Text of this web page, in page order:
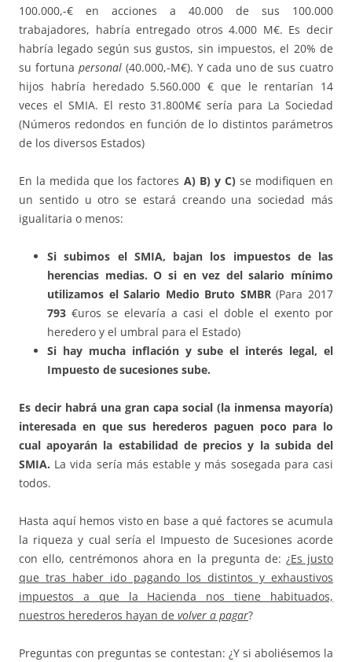
100.000,-€ en acciones a 40.000 de sus 100.000
trabajadores, habría entregado otros 4.000 M€. Es decir
habría legado según sus gustos, sin impuestos, el 20% de
su fortuna personal(40.000,-M€). Y cada uno de sus cuatro
hijos habría heredado 5.560.000 € que le rentarían 14
veces el SMIA. El resto 31.800M€ sería para La Sociedad
(Números redondos en función de lo distintos parámetros
de los diversos Estados)
En la medida que los factores A) B) y C) se modifiquen en
un sentido u otro se estará creando una sociedad más
igualitaria o menos:
Si subimos el SMIA, bajan los impuestos de las
herencias medias. O si en vez del salario mínimo
utilizamos el Salario Medio Bruto SMBR(Para 2017
793 €uros se elevaría a casi el doble el exento por
heredero y el umbral para el Estado)
Si hay mucha inflación y sube el interés legal, el
Impuesto de sucesiones sube.
Es decir habrá una gran capa social (la inmensa mayoría)
interesada en que sus herederos paguen poco para lo
cual apoyarán la estabilidad de precios y la subida del
SMIA. La vida sería más estable y más sosegada para casi
todos.
Hasta aquí hemos visto en base a qué factores se acumula
la riqueza y cual sería el Impuesto de Sucesiones acorde
con ello, centrémonos ahora en la pregunta de: ¿Es justo
que tras haber ido pagando los distintos y exhaustivos
impuestos a que la Hacienda nos tiene habituados,
nuestros herederos hayan de volver a pagar?
Preguntas con preguntas se contestan: ¿Y si aboliésemos la